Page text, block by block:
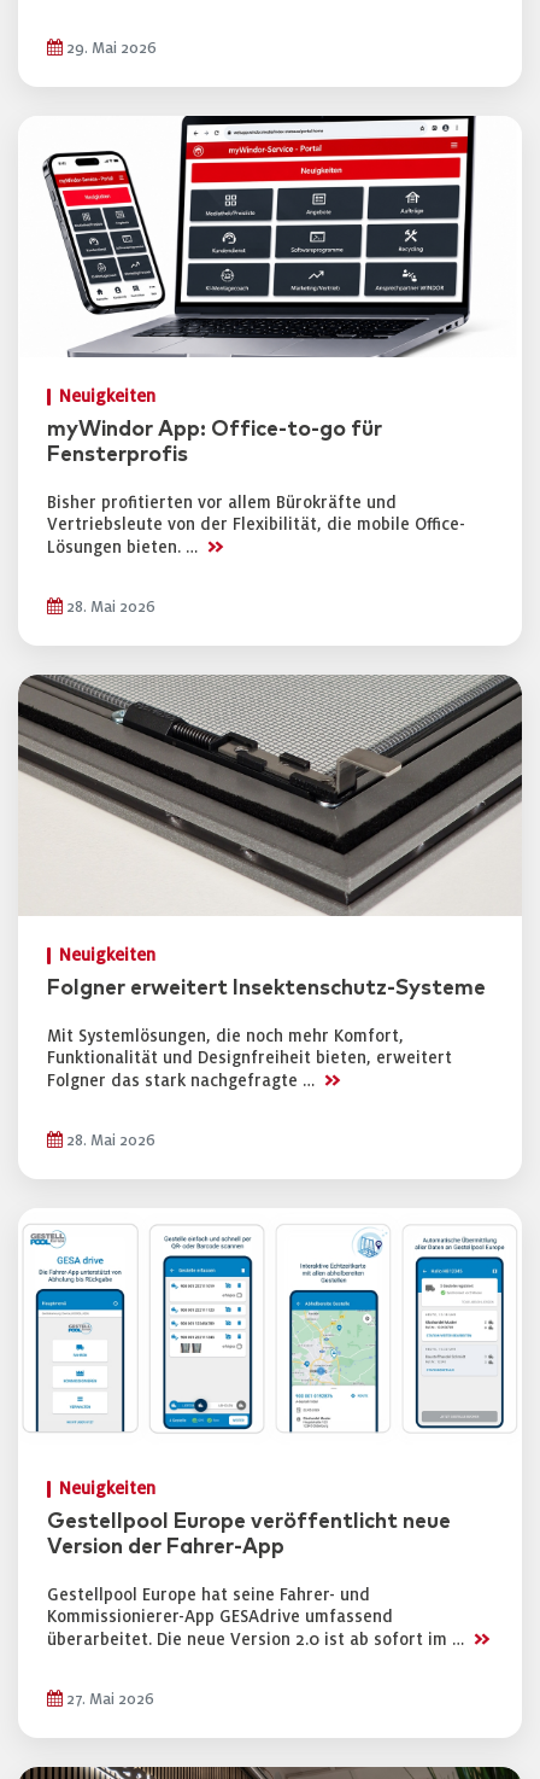
29. Mai 2026
Neuigkeiten
myWindor App: Office-to-go für
Fensterprofis
Bisher profitierten vor allem Bürokräfte und
Vertriebsleute von der Flexibilität, die mobile Office-
Lösungen bieten. … >>
28. Mai 2026
Neuigkeiten
Folgner erweitert Insektenschutz-Systeme
Mit Systemlösungen, die noch mehr Komfort,
Funktionalität und Designfreiheit bieten, erweitert
Folgner das stark nachgefragte … >>
28. Mai 2026
Neuigkeiten
Gestellpool Europe veröffentlicht neue
Version der Fahrer-App
Gestellpool Europe hat seine Fahrer- und
Kommissionierer-App GESAdrive umfassend
überarbeitet. Die neue Version 2.0 ist ab sofort im … >>
27. Mai 2026